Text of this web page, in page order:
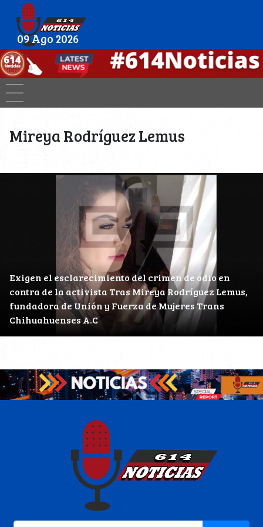
09 Ago 2026
Mireya Rodríguez Lemus
Exigen el esclarecimiento del crimen de odio en
contra de la activista Tras Mireya Rodríguez Lemus,
fundadora de Unión y Fuerza de Mujeres Trans
Chihuahuenses A.C